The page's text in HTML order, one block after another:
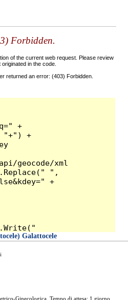
Galattocele
Ginecologica. Tempo di attesa: 1 giorno.